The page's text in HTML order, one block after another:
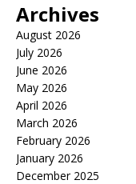
Archives
August 2026
July 2026
June 2026
May 2026
April 2026
March 2026
February 2026
January 2026
December 2025